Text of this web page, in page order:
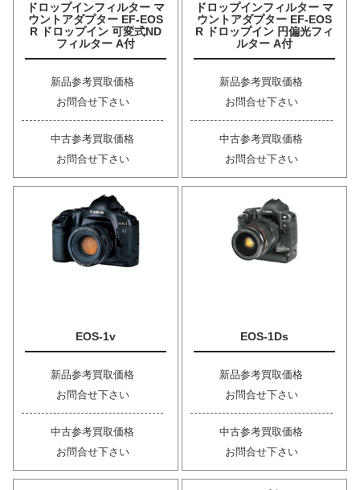
ドロップインフィルター マ
ウントアダプター EF-EOS
R ドロップイン 可変式ND
フィルター A付
新品参考買取価格
お問合せ下さい
中古参考買取価格
お問合せ下さい
ドロップインフィルター マ
ウントアダプター EF-EOS
R ドロップイン 円偏光フィ
ルター A付
新品参考買取価格
お問合せ下さい
中古参考買取価格
お問合せ下さい
EOS-1v
新品参考買取価格
お問合せ下さい
中古参考買取価格
お問合せ下さい
EOS-1Ds
新品参考買取価格
お問合せ下さい
中古参考買取価格
お問合せ下さい